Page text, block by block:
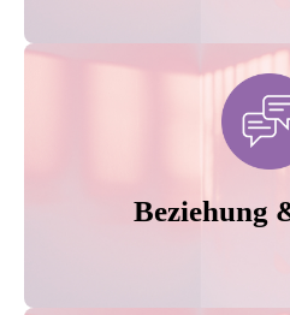
Beziehung